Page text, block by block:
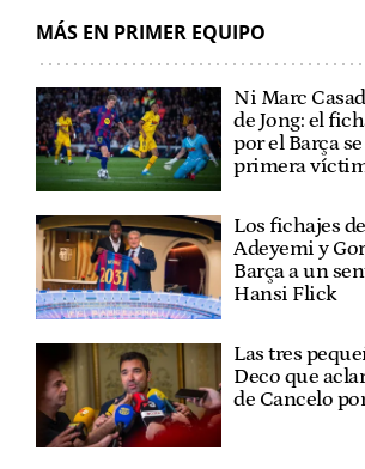
MÁS EN PRIMER EQUIPO
Ni Marc
de Jong: el
por el Barça
primera
Los fichajes
Adeyemi y
Barça a un
Hansi Flick
Las tres
Deco que
de Cancelo